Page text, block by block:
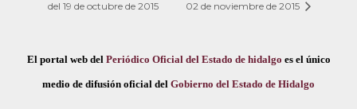
del 19 de octubre de 2015 02 de noviembre de 2015
El portal web del Periódico Oficial del Estado de hidalgo es el único
medio de difusión oficial del Gobierno del Estado de Hidalgo